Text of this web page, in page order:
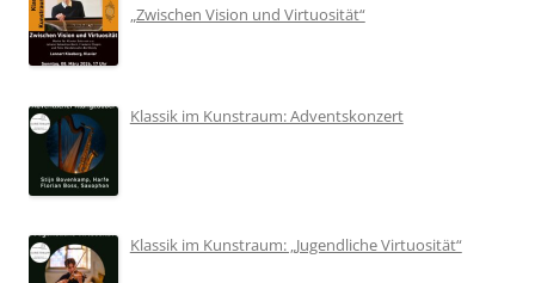
„Zwischen Vision und Virtuosität“
Klassik im Kunstraum: Adventskonzert
Klassik im Kunstraum: „Jugendliche Virtuosität“